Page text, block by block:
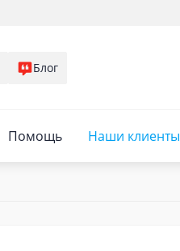
Блог
Помощь Наши клиенты